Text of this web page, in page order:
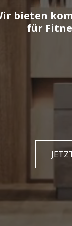
bieten
für